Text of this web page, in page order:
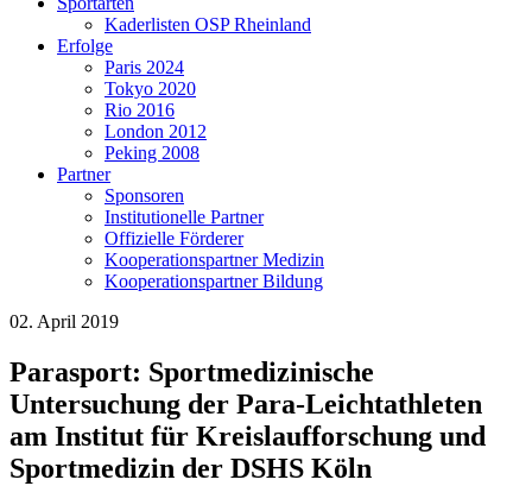
Kaderlisten OSP Rheinland
Erfolge
Paris 2024
Tokyo 2020
Rio 2016
London 2012
Peking 2008
Partner
Sponsoren
Institutionelle Partner
Offizielle Förderer
Kooperationspartner Medizin
Kooperationspartner Bildung
02. April 2019
Parasport: Sportmedizinische
Untersuchung der Para-Leichtathleten
am Institut für Kreislaufforschung und
Sportmedizin der DSHS Köln